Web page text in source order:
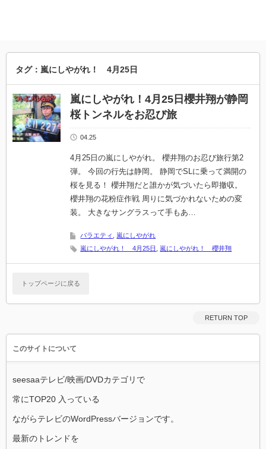
タグ：嵐にしやがれ！ 4月25日
嵐にしやがれ！4月25日櫻井翔が静岡
桜トンネルをお忍び旅
04.25
4月25日の嵐にしやがれ。 櫻井翔のお忍び旅行第2
弾。 今回の行先は静岡。 静岡でSLに乗って満開の
桜を見る！ 櫻井翔だと誰かが気づいたら即撤収。
櫻井翔の花粉症作戦 周りに気づかれないための変
装。 大きなサングラスって手もあ…
バラエティ
嵐にしやがれ
嵐にしやがれ！ 4月25日
嵐にしやがれ！ 櫻井翔
トップページに戻る
RETURN TOP
このサイトについて
seesaaテレビ/映画/DVDカテゴリで
常にTOP20 入っている
ながらテレビのWordPressバージョンです。
最新のトレンドを